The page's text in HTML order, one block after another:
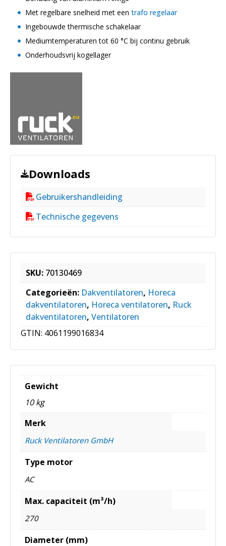
Met regelbare snelheid met een trafo regelaar
Ingebouwde thermische schakelaar
Mediumtemperaturen tot 60 °C bij continu gebruik
Onderhoudsvrij kogellager
Downloads
Gebruikershandleiding
Technische gegevens
SKU: 70130469
Categorieën: Dakventilatoren, Horeca
dakventilatoren, Horeca ventilatoren, Ruck
dakventilatoren, Ventilatoren
GTIN: 4061199016834
Gewicht
10 kg
Merk
Ruck Ventilatoren GmbH
Type motor
AC
Max. capaciteit (m³/h)
270
Diameter (mm)